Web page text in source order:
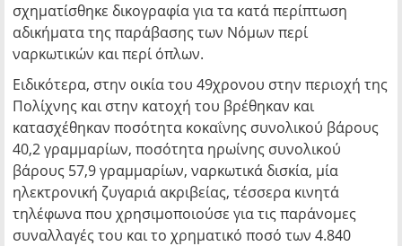
σχηματίσθηκε δικογραφία για τα κατά περίπτωση
αδικήματα της παράβασης των Νόμων περί
ναρκωτικών και περί όπλων.
Ειδικότερα, στην οικία του 49χρονου στην περιοχή της
Πολίχνης και στην κατοχή του βρέθηκαν και
κατασχέθηκαν ποσότητα κοκαΐνης συνολικού βάρους
40,2 γραμμαρίων, ποσότητα ηρωίνης συνολικού
βάρους 57,9 γραμμαρίων, ναρκωτικά δισκία, μία
ηλεκτρονική ζυγαριά ακριβείας, τέσσερα κινητά
τηλέφωνα που χρησιμοποιούσε για τις παράνομες
συναλλαγές του και το χρηματικό ποσό των 4.840